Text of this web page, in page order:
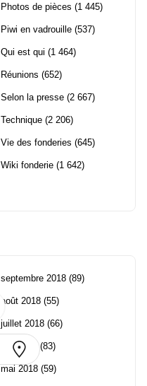
Photos de pièces (1 445)
Piwi en vadrouille (537)
Qui est qui (1 464)
Réunions (652)
Selon la presse (2 667)
Technique (2 206)
Vie des fonderies (645)
Wiki fonderie (1 642)
septembre 2018 (89)
août 2018 (55)
juillet 2018 (66)
juin 2018 (83)
mai 2018 (59)